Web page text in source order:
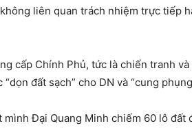
liên quan trách nhiệm trực tiếp
cấp Chính Phủ, tức là chiến tranh
đất sạch” cho DN và “cung
Đại Quang Minh chiếm 60 lô